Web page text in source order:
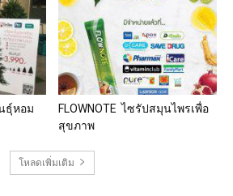
ธุ์หอม
FLOWNOTE ไซรัปสมุนไพรเพื่อ
สุขภาพ
โหลดเพิ่มเติม